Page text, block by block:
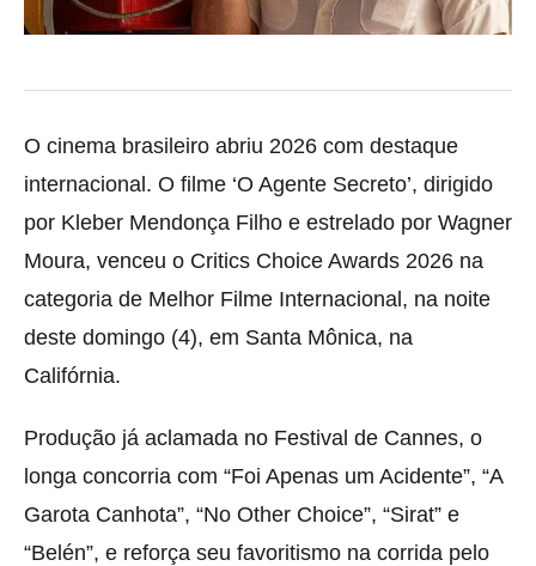
O cinema brasileiro abriu 2026 com destaque
internacional. O filme ‘O Agente Secreto’, dirigido
por Kleber Mendonça Filho e estrelado por Wagner
Moura, venceu o Critics Choice Awards 2026 na
categoria de Melhor Filme Internacional, na noite
deste domingo (4), em Santa Mônica, na
Califórnia.
Produção já aclamada no Festival de Cannes, o
longa concorria com “Foi Apenas um Acidente”, “A
Garota Canhota”, “No Other Choice”, “Sirat” e
“Belén”, e reforça seu favoritismo na corrida pelo